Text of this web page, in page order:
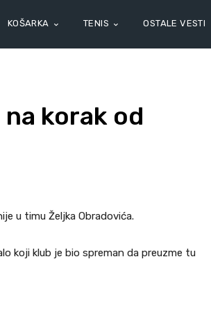
KOŠARKA TENIS OSTALE VESTI
na korak od
u timu Željka Obradovića.
koji klub je bio spreman da preuzme tu